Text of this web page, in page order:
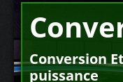
Conversion
puissance